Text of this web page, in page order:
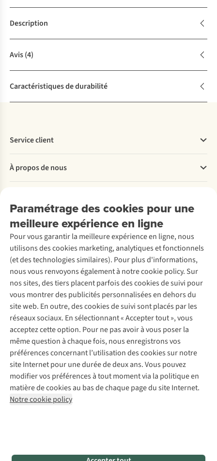
Description
Avis(4)
Caractéristiques de durabilité
Paramétrage des cookies pour une
meilleure expérience en ligne
Pour vous garantir la meilleure expérience en ligne, nous
utilisons des cookies marketing, analytiques et fonctionnels
(et des technologies similaires). Pour plus d'informations,
nous vous renvoyons également à notre cookie policy. Sur
nos sites, des tiers placent parfois des cookies de suivi pour
vous montrer des publicités personnalisées en dehors du
site web. En outre, des cookies de suivi sont placés par les
réseaux sociaux. En sélectionnant « Accepter tout », vous
acceptez cette option. Pour ne pas avoir à vous poser la
même question à chaque fois, nous enregistrons vos
préférences concernant l’utilisation des cookies sur notre
site Internet pour une durée de deux ans. Vous pouvez
modifier vos préférences à tout moment via la politique en
matière de cookies au bas de chaque page du site Internet.
Notre cookie policy
Service client
Commander
Payer
Retourner
Rétractation d'une commande
Entretien & réparations
Garantie
Contactez-nous
À propos de nous
Entreprise responsable
À propos d’Ayacucho
Nos magasins
À propos d’A.S.Adventure
Déclaration d'accessibilité
Location / Location sports d’hiver
Seconde-main
Entretien de ski
Service de lavage
Entretien de chaussures
Réparation de chaussures
Réparation de vêtements
Retouches
Pour les entreprises
Découvrez
A.S.Magazine
Explore Camp
Expertise & conseils
Abonnez-vous à la newsletter
Suivez-nous
Mentions légales
Politique de confidentialité
Conditions générales
Cookie Policy